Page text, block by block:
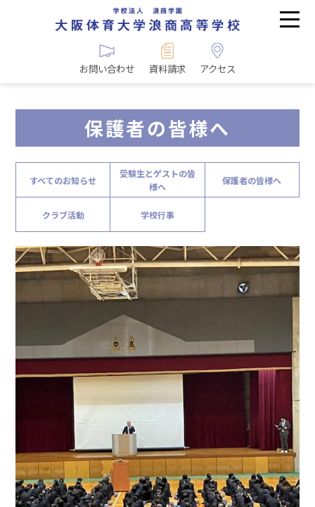
お問い合わせ 資料請求 アクセス
保護者の皆様へ
すべてのお知らせ
受験生とゲストの皆
様へ
保護者の皆様へ
クラブ活動 学校行事